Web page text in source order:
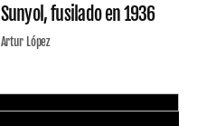
Sunyol, fusilado en 1936
Artur López